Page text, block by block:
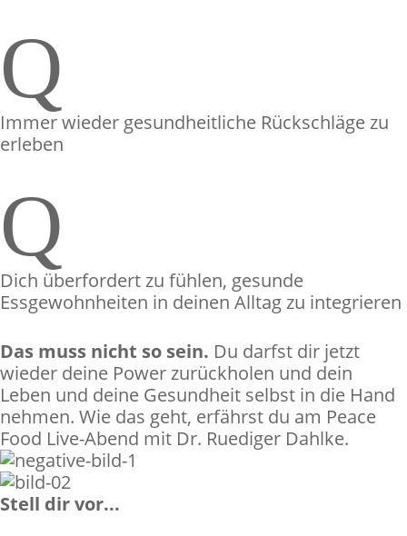
Q
Immer wieder gesundheitliche Rückschläge zu
erleben
Q
Dich überfordert zu fühlen, gesunde
Essgewohnheiten in deinen Alltag zu integrieren
Das muss nicht so sein. Du darfst dir jetzt
wieder deine Power zurückholen und dein
Leben und deine Gesundheit selbst in die Hand
nehmen. Wie das geht, erfährst du am Peace
Food Live-Abend mit Dr. Ruediger Dahlke.
Stell dir vor...